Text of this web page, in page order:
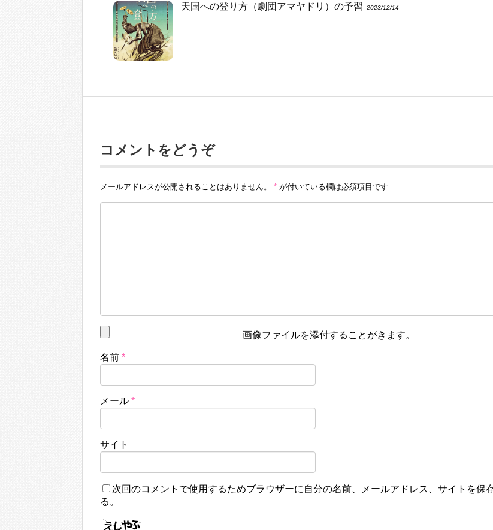
天国への登り方（劇団アマヤドリ）の予習 ‐2023/12/14
コメントをどうぞ
メールアドレスが公開されることはありません。 * が付いている欄は必須項目です
画像ファイルを添付することがきます。
名前 *
メール *
サイト
次回のコメントで使用するためブラウザーに自分の名前、メールアドレス、サイトを保
る。